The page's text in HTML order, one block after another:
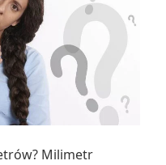
Milimetr